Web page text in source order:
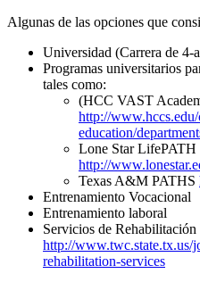
Algunas de las opciones que
Universidad (Carrera de 4-
Programas universitarios
tales como:
(HCC VAST
http://
education/
Lone Star LifePATH
http://
Texas A&M PATHS
Entrenamiento Vocacional
Entrenamiento laboral
Servicios de Rehabilitación
http://www.twc.state.tx.us/
rehabilitation-services